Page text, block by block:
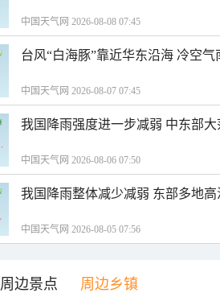
中国天气网 2026-08-08 07:45
台风“白海豚”靠近华东沿海 冷空
中国天气网 2026-08-07 07:45
我国降雨强度进一步减弱 中东部
中国天气网 2026-08-06 07:50
我国降雨整体减少减弱 东部多地
中国天气网 2026-08-05 07:56
周边景点 周边乡镇